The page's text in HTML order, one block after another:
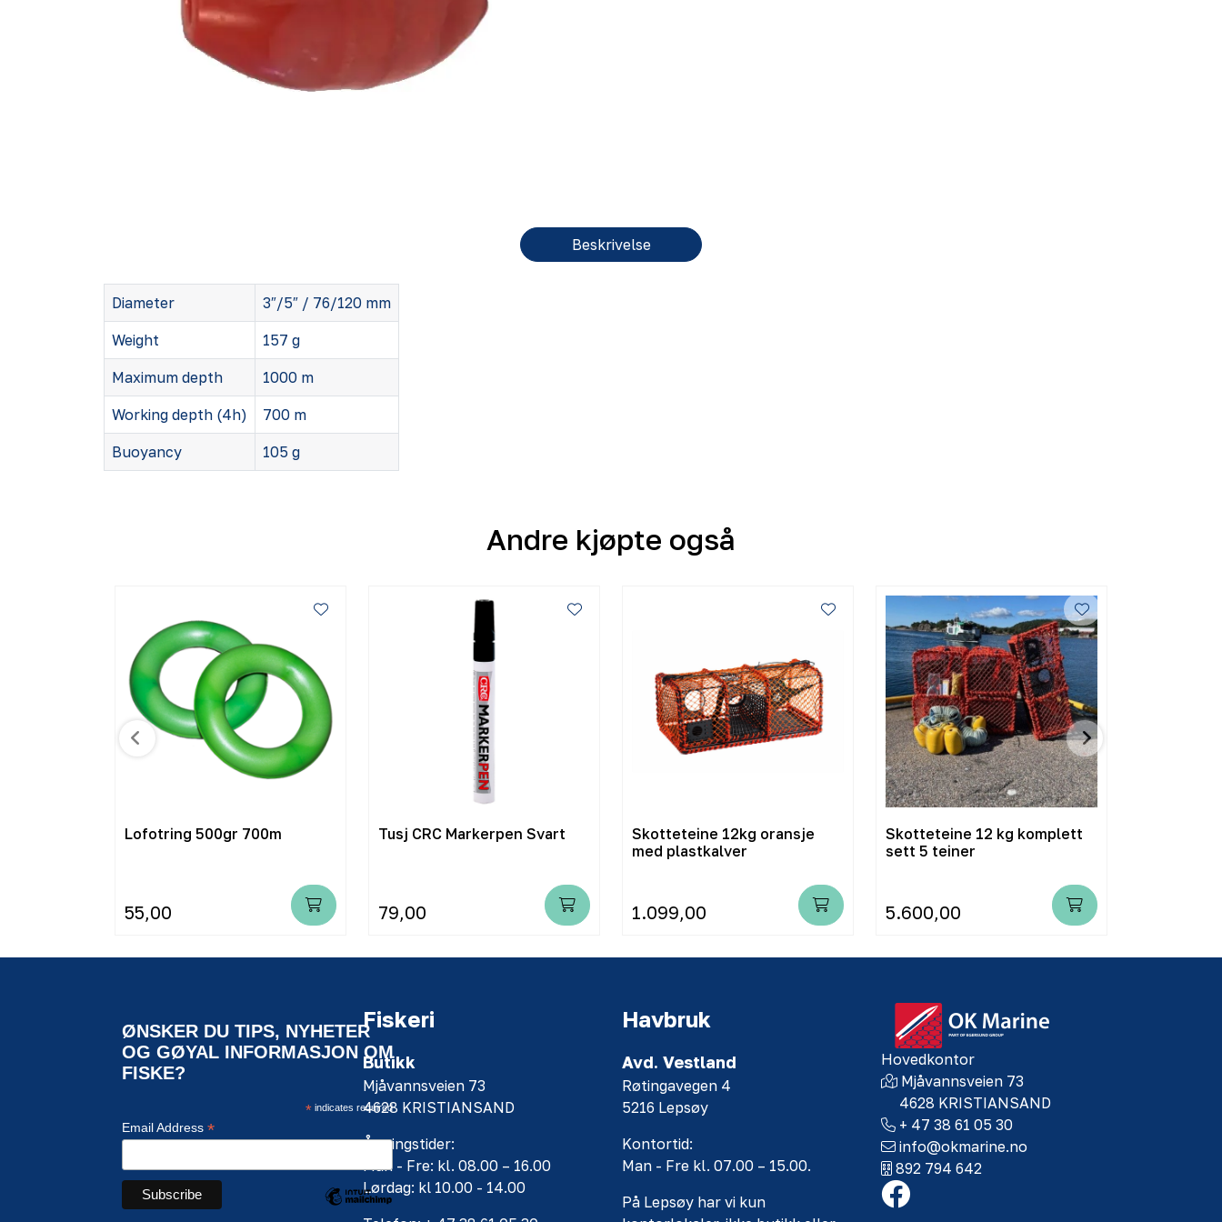
Beskrivelse
Diameter 3″/5″ / 76/120 mm
Weight 157 g
Maximum depth 1000 m
Working depth (4h) 700 m
Buoyancy 105 g
Andre kjøpte også
Lofotring 500gr 700m
55,00
Tusj CRC Markerpen Svart
79,00
Skotteteine 12kg oransje
med plastkalver
1.099,00
Skotteteine 12 kg komplett
sett 5 teiner
5.600,00
ØNSKER DU TIPS, NYHETER
OG GØYAL INFORMASJON OM
FISKE?
*indicates required
Email Address *
Fiskeri
Butikk
Mjåvannsveien 73
4628 KRISTIANSAND
Åpningstider:
Man - Fre: kl. 08.00 – 16.00
Lørdag: kl 10.00 - 14.00
Havbruk
Avd. Vestland
Røtingavegen 4
5216 Lepsøy
Kontortid:
Man - Fre kl. 07.00 – 15.00.
På Lepsøy har vi kun
Hovedkontor
Mjåvannsveien 73
4628 KRISTIANSAND
+ 47 38 61 05 30
info@okmarine.no
892 794 642